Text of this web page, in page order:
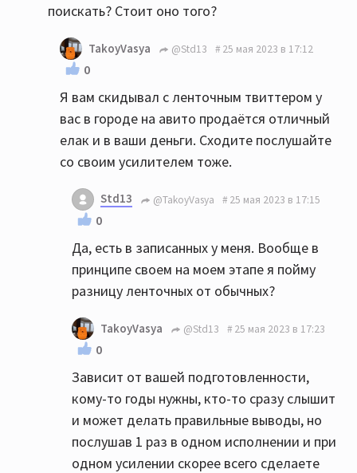
поискать? Стоит оно того?
TakoyVasya @Std13 25 мая 2023 в 17:12
0
Я вам скидывал с ленточным твиттером у
вас в городе на авито продаётся отличный
елак и в ваши деньги. Сходите послушайте
со своим усилителем тоже.
Std13 @TakoyVasya 25 мая 2023 в 17:15
0
Да, есть в записанных у меня. Вообще в
принципе своем на моем этапе я пойму
разницу ленточных от обычных?
TakoyVasya @Std13 25 мая 2023 в 17:23
0
Зависит от вашей подготовленности,
кому-то годы нужны, кто-то сразу слышит
и может делать правильные выводы, но
послушав 1 раз в одном исполнении и при
одном усилении скорее всего сделаете